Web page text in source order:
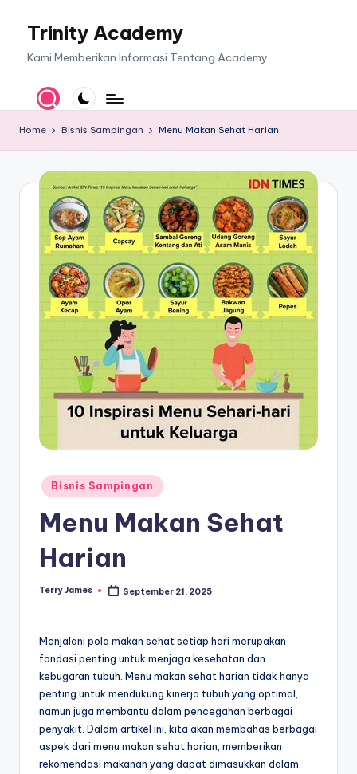
Trinity Academy
Kami Memberikan Informasi Tentang Academy
Home Bisnis Sampingan Menu Makan Sehat Harian
Posted
in
Bisnis Sampingan
Menu Makan Sehat
Harian
Posted
Terry James September 21, 2025
Menjalani pola makan sehat setiap hari merupakan
fondasi penting untuk menjaga kesehatan dan
kebugaran tubuh. Menu makan sehat harian tidak hanya
penting untuk mendukung kinerja tubuh yang optimal,
namun juga membantu dalam pencegahan berbagai
penyakit. Dalam artikel ini, kita akan membahas berbagai
aspek dari menu makan sehat harian, memberikan
rekomendasi makanan yang dapat dimasukkan dalam